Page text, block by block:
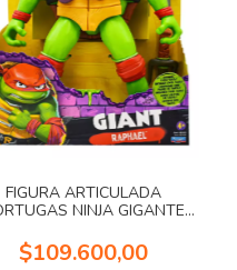
FIGURA ARTICULADA
NINJA GIGANTE
$109.600,00